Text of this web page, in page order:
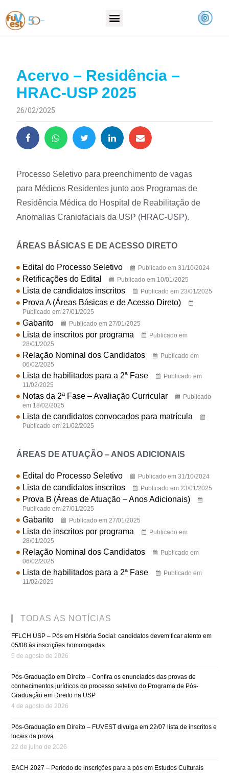
Acervo – Residência –
HRAC-USP 2025
26/02/2025
Processo Seletivo para preenchimento de vagas
para Médicos Residentes junto aos Programas de
Residência Médica do Hospital de Reabilitação de
Anomalias Craniofaciais da USP (HRAC-USP).
ÁREAS BÁSICAS E DE ACESSO DIRETO
Edital do Processo Seletivo Publicado em 31/10/2024
Retificações do Edital Publicado em 10/01/2025
Lista de candidatos inscritos Publicado em 23/01/2025
Prova A (Áreas Básicas e de Acesso Direto)
Publicado em 27/01/2025
Gabarito Publicado em 27/01/2025
Lista de inscritos por programa
Publicado em
28/01/2025
Relação Nominal dos Candidatos
Publicado em
06/02/2025
Lista de habilitados para a 2ª Fase
Publicado em
11/02/2025
Notas da 2ª Fase – Avaliação Curricular
Publicado
em 18/02/2025
Lista de candidatos convocados para matrícula
Publicado em 21/02/2025
ÁREAS DE ATUAÇÃO – ANOS ADICIONAIS
Edital do Processo Seletivo Publicado em 31/10/2024
Lista de candidatos inscritos Publicado em 23/01/2025
Prova B (Áreas de Atuação – Anos Adicionais)
Publicado em 27/01/2025
Gabarito Publicado em 27/01/2025
Lista de inscritos por programa
Publicado em
28/01/2025
Relação Nominal dos Candidatos
Publicado em
06/02/2025
Lista de habilitados para a 2ª Fase
Publicado em
11/02/2025
TODAS AS NOTÍCIAS
FFLCH USP – Pós em História Social: candidatos devem ficar atento em
05/08 às inscrições homologadas
5 de agosto de 2026
Pós-Graduação em Direito – Confira os enunciados das provas de
conhecimentos jurídicos do processo seletivo do Programa de Pós-
Graduação em Direito na USP
4 de agosto de 2026
Pós-Graduação em Direito – FUVEST divulga em 22/07 lista de inscritos e
locais da prova
22 de julho de 2026
EACH 2027 – Período de inscrições para a pós em Estudos Culturais